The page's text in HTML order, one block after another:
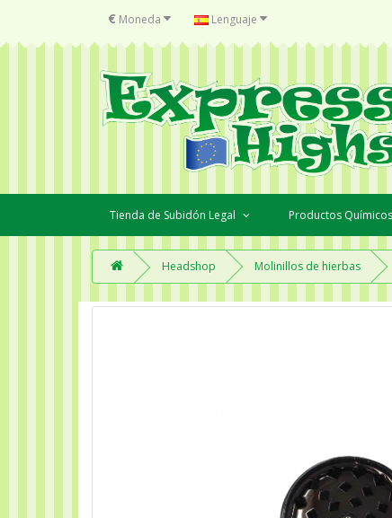
€ Moneda Lenguaje
Tienda de Subidón Legal Productos
Headshop Molinillos de hierbas